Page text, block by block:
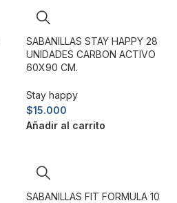
SABANILLAS STAY HAPPY 28
UNIDADES CARBON ACTIVO
60X90 CM.
Stay happy
$15.000
Añadir al carrito
SABANILLAS FIT FORMULA 10